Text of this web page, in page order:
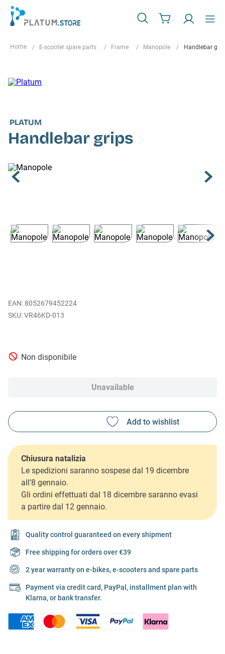
E-scooter spare parts Frame Manopole Handlebar
PLATUM
Handlebar grips
EAN: 8052679452224
VR46KD-013
Non disponibile
Unavailable
Chiusura natalizia
Le spedizioni saranno sospese dal 19 dicembre
all’8 gennaio.
Gli ordini effettuati dal 18 dicembre saranno evasi
a partire dal 12 gennaio.
Quality control guaranteed on every shipment
Free shipping for orders over €39
2 year warranty on e-bikes, e-scooters and spare parts
Payment via credit card, PayPal, installment plan with
Klarna, or bank transfer.